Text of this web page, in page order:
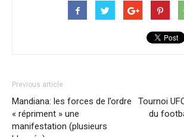
Previous article
Mandiana: les forces de l’ordre
« répriment » une
manifestation (plusieurs
Tournoi
du